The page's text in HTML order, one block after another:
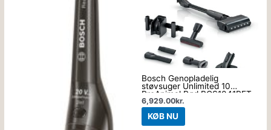
Bosch Genopladelig
støvsuger Unlimited 10
ProAnimal Rød BCS1041PET
6,929.00kr.
KØB NU